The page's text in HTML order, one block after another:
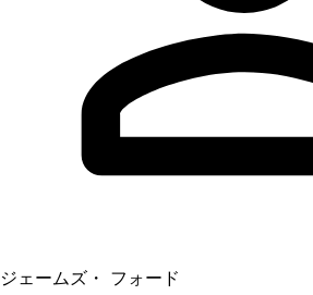
ジェームズ・ フォード